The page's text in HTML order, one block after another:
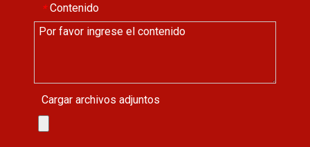
* Contenido
Cargar archivos adjuntos